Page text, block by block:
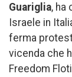
Guariglia, ha
Israele in
ferma
vicenda che
Freedom